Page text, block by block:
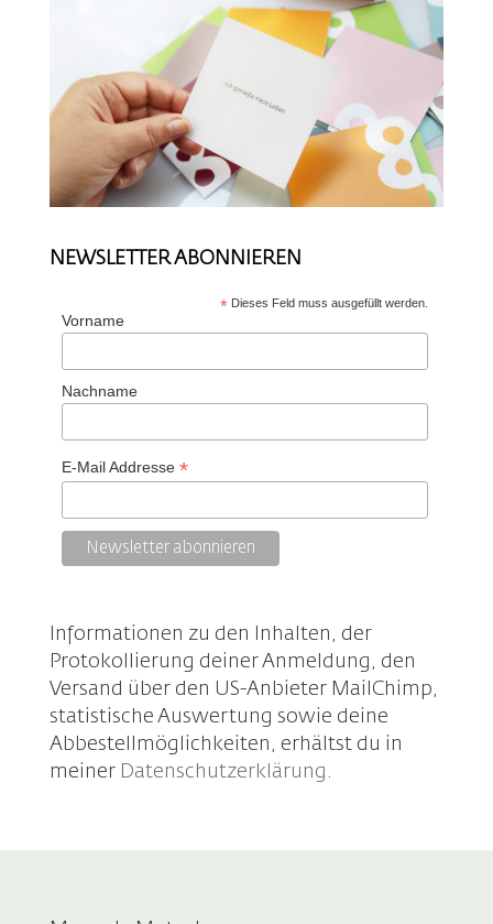
NEWSLETTER ABONNIEREN
* Dieses Feld muss ausgefüllt werden.
Vorname
Nachname
E-Mail Addresse *
Informationen zu den Inhalten, der
Protokollierung deiner Anmeldung, den
Versand über den US-Anbieter MailChimp,
statistische Auswertung sowie deine
Abbestellmöglichkeiten, erhältst du in
meiner Datenschutzerklärung .